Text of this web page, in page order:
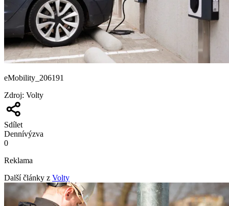
eMobility_206191
Zdroj: Volty
Sdílet
Dennívýzva
0
Reklama
Další články z Volty